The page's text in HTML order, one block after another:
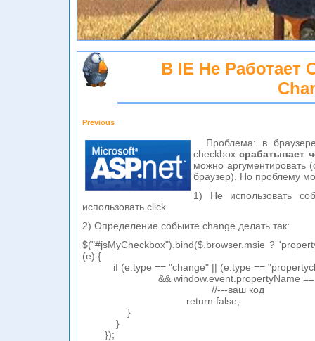
В IE Не Работает
Previous
Проблема: в
checkboxсрабатывает
можно аргументировать
браузер). Но проблему
1) Не использовать
использовать click
2) Определение собыите change делать так:
$("#jsMyCheckbox").bind($.browser.msie ?
(e) {
if (e.type == "change" || (e.type ==
&& window.event.propertyName ==
//---ваш код
return false;
}
}
});